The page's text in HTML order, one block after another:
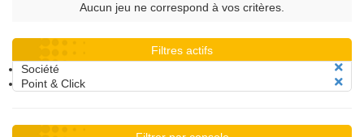
Aucun jeu ne correspond à vos critères.
Filtres actifs
Société
Point & Click